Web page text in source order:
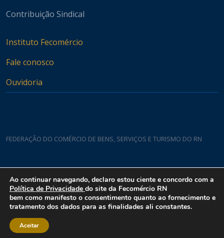
Contribuição Sindical
Instituto Fecomércio
Fale conosco
Ouvidoria
FEDERAÇÃO DO COMÉRCIO DE BENS, SERVIÇOS E TURISMO DO RN
Rua Padre João Damasceno, 1935 - Lagoa Nova CEP 59075-760
Ao continuar navegando, declaro estou ciente e concordo com a
Política de Privacidade do site da Fecomércio RN
bem como manifesto o consentimento quanto ao fornecimento e
tratamento dos dados para as finalidades ali constantes.
Aceitar